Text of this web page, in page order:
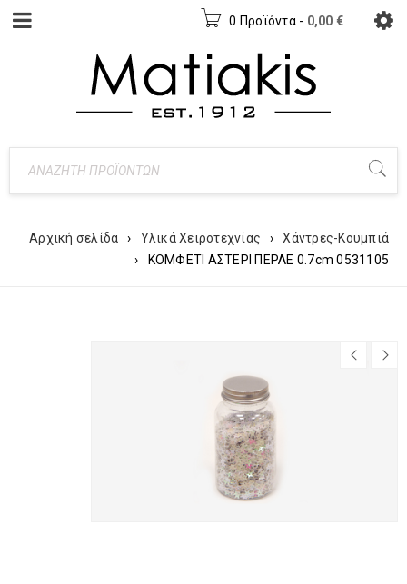
0 Προϊόντα - 0,00 €
Αρχική σελίδα › Υλικά Χειροτεχνίας ›
Χάντρες-Κουμπιά
›
ΚΟΜΦΕΤΙ ΑΣΤΕΡΙ ΠΕΡΛΕ 0.7cm 0531105